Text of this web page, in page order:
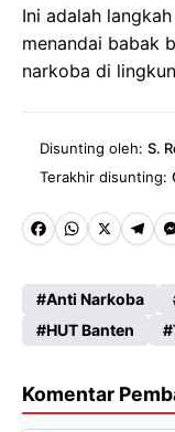
Ini adalah
menandai babak
narkoba di
Disunting oleh: S.
Terakhir disunting:
Fa
b
o
k
W
ts
A
p
X
Te
gr
a
M
n
Anti Narkoba
HUT Banten
Komentar